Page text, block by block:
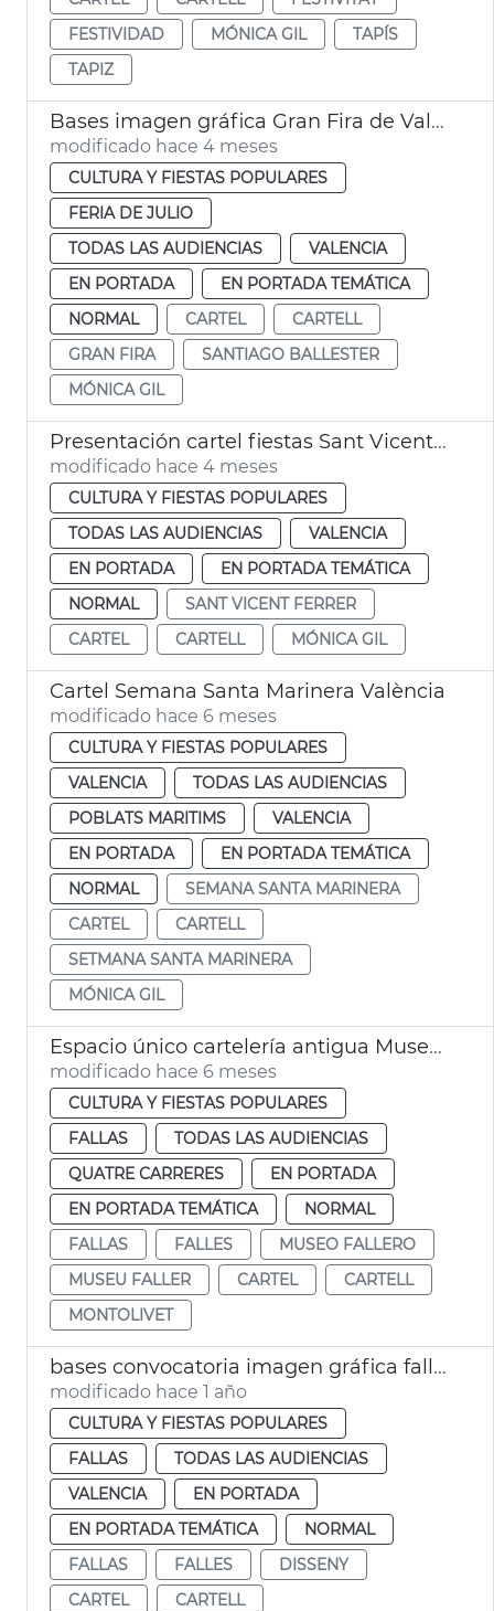
FESTIVIDAD
MÓNICA GIL
TAPÍS
TAPIZ
Bases imagen gráfica Gran Fira de València
modificado hace 4 meses
CULTURA Y FIESTAS POPULARES
FERIA DE JULIO
TODAS LAS AUDIENCIAS
VALENCIA
EN PORTADA
EN PORTADA TEMÁTICA
NORMAL
CARTEL
CARTELL
GRAN FIRA
SANTIAGO BALLESTER
MÓNICA GIL
Presentación cartel fiestas Sant Vicent Ferrer València
modificado hace 4 meses
CULTURA Y FIESTAS POPULARES
TODAS LAS AUDIENCIAS
VALENCIA
EN PORTADA
EN PORTADA TEMÁTICA
NORMAL
SANT VICENT FERRER
CARTEL
CARTELL MÓNICA GIL
Cartel Semana Santa Marinera València
modificado hace 6 meses
CULTURA Y FIESTAS POPULARES
VALENCIA
TODAS LAS AUDIENCIAS
POBLATS MARITIMS
VALENCIA
EN PORTADA
EN PORTADA TEMÁTICA
NORMAL
SEMANA SANTA MARINERA
CARTEL
CARTELL
SETMANA SANTA MARINERA
MÓNICA GIL
Espacio único cartelería antigua Museo Fallero València
modificado hace 6 meses
CULTURA Y FIESTAS POPULARES
FALLAS
TODAS LAS AUDIENCIAS
QUATRE CARRERES
EN PORTADA
EN PORTADA TEMÁTICA
NORMAL
FALLAS
FALLES
MUSEO FALLERO
MUSEU FALLER
CARTEL
CARTELL
MONTOLIVET
bases convocatoria imagen gráfica fallas 2026
modificado hace 1 año
CULTURA Y FIESTAS POPULARES
FALLAS
TODAS LAS AUDIENCIAS
VALENCIA
EN PORTADA
EN PORTADA TEMÁTICA
NORMAL
FALLAS
FALLES
DISSENY
CARTEL
CARTELL